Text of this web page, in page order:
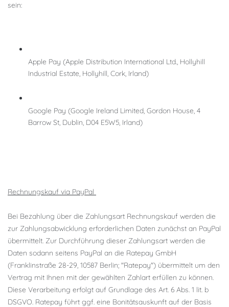
sein:
Apple Pay (Apple Distribution International Ltd., Hollyhill
Industrial Estate, Hollyhill, Cork, Irland)
Google Pay (Google Ireland Limited, Gordon House, 4
Barrow St, Dublin, D04 E5W5, Irland)
Rechnungskauf via PayPal
Bei Bezahlung über die Zahlungsart Rechnungskauf werden die
zur Zahlungsabwicklung erforderlichen Daten zunächst an PayPal
übermittelt. Zur Durchführung dieser Zahlungsart werden die
Daten sodann seitens PayPal an die Ratepay GmbH
(Franklinstraße 28-29, 10587 Berlin; "Ratepay") übermittelt um den
Vertrag mit Ihnen mit der gewählten Zahlart erfüllen zu können.
Diese Verarbeitung erfolgt auf Grundlage des Art. 6 Abs. 1 lit. b
DSGVO. Ratepay führt ggf. eine Bonitätsauskunft auf der Basis